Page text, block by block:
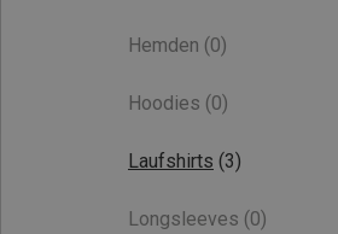
Hemden (0)
Hoodies (0)
Laufshirts (3)
Longsleeves (0)